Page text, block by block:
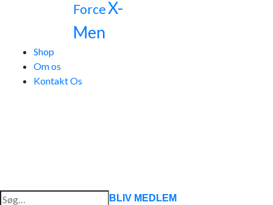
ForceX-
Men
Shop
Om os
Kontakt Os
Søg
BLIV MEDLEM